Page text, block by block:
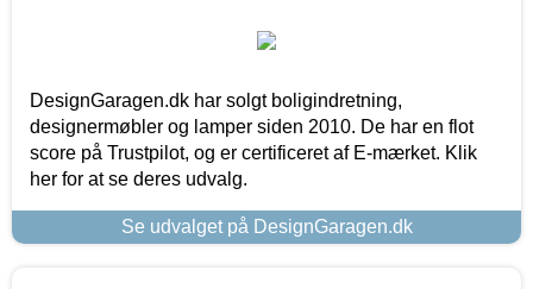
DesignGaragen.dk har solgt boligindretning,
designermøbler og lamper siden 2010. De har en flot
score på Trustpilot, og er certificeret af E-mærket. Klik
her for at se deres udvalg.
Se udvalget på DesignGaragen.dk